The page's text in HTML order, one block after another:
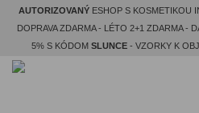
AUTORIZOVANÝ ESHOP S KOSMETIKOU
DOPRAVA ZDARMA - LÉTO 2+1 ZDARMA -
5% S KÓDOM SLUNCE - VZORKY K